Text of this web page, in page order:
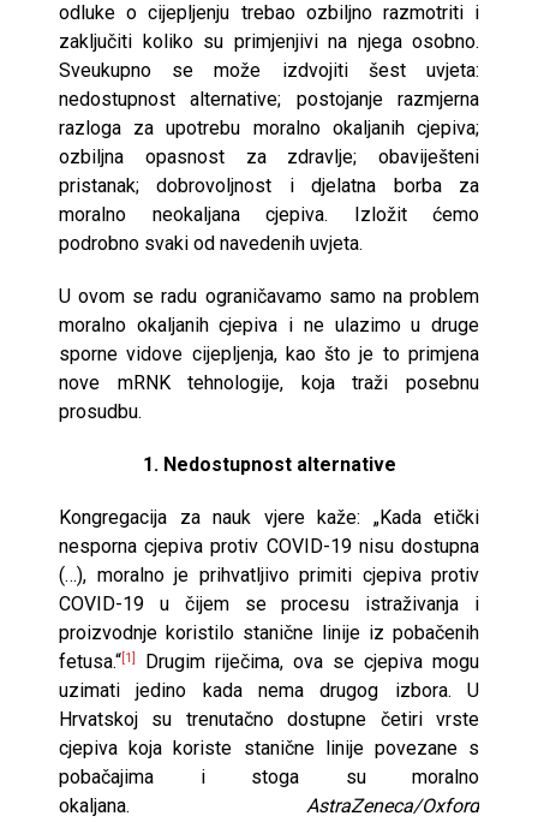
odluke o cijepljenju trebao ozbiljno razmotriti i
zaključiti koliko su primjenjivi na njega osobno.
Sveukupno se može izdvojiti šest uvjeta:
nedostupnost alternative; postojanje razmjerna
razloga za upotrebu moralno okaljanih cjepiva;
ozbiljna opasnost za zdravlje; obaviješteni
pristanak; dobrovoljnost i djelatna borba za
moralno neokaljana cjepiva. Izložit ćemo
podrobno svaki od navedenih uvjeta.
U ovom se radu ograničavamo samo na problem
moralno okaljanih cjepiva i ne ulazimo u druge
sporne vidove cijepljenja, kao što je to primjena
nove mRNK tehnologije, koja traži posebnu
prosudbu.
1. Nedostupnost alternative
Kongregacija za nauk vjere kaže: „Kada etički
nesporna cjepiva protiv COVID-19 nisu dostupna
(…), moralno je prihvatljivo primiti cjepiva protiv
COVID-19 u čijem se procesu istraživanja i
proizvodnje koristilo stanične linije iz pobačenih
fetusa.“ [1]
Drugim riječima, ova se cjepiva mogu
uzimati jedino kada nema drugog izbora. U
Hrvatskoj su trenutačno dostupne četiri vrste
cjepiva koja koriste stanične linije povezane s
pobačajima i stoga su moralno
okaljana. AstraZeneca/Oxford